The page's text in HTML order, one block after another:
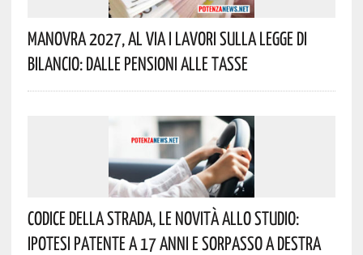
Manovra 2027, Al Via I Lavori Sulla Legge Di
Bilancio: Dalle Pensioni Alle Tasse
Codice Della Strada, Le Novità Allo Studio:
Ipotesi Patente A 17 Anni E Sorpasso A Destra